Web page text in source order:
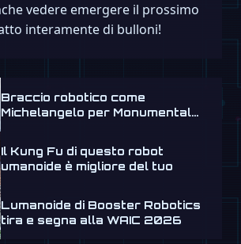
vedere emergere il prossimo
interamente di bulloni!
Braccio robotico come
Michelangelo per Monumental
Il Kung Fu di questo robot
umanoide è migliore del tuo
Lumanoide di Booster Robotics
tira e segna alla WAIC 2026